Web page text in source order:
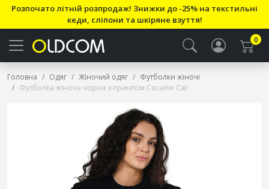
Розпочато літній розпродаж! Знижки до -25% на текстильні
кеди, сліпони та шкіряне взуття!
0
Головна Одяг Жіночий одяг
Футболки жіночі
Футболка жіноча чорна з принтом Cocaine Cat